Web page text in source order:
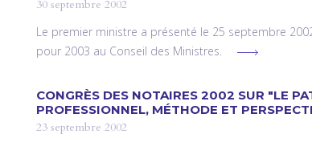
30 septembre 2002
Le premier ministre a présenté le 25 septembre
pour 2003 au Conseil des Ministres.
CONGRÈS DES NOTAIRES 2002 SUR "LE
PROFESSIONNEL, MÉTHODE ET
23 septembre 2002